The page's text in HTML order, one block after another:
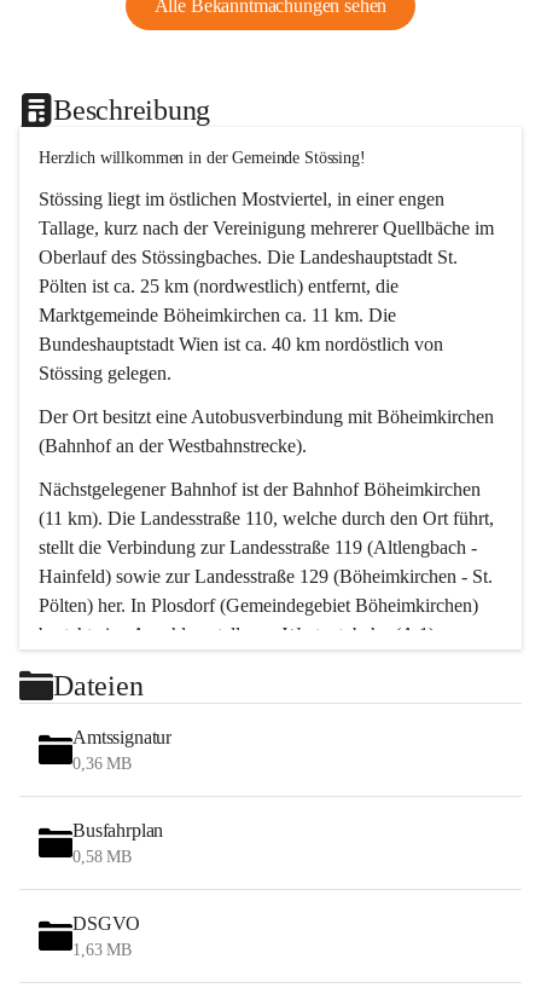
Alle Bekanntmachungen sehen
Beschreibung
Herzlich willkommen in der Gemeinde Stössing!
Stössing liegt im östlichen Mostviertel, in einer engen
Tallage, kurz nach der Vereinigung mehrerer Quellbäche im
Oberlauf des Stössingbaches. Die Landeshauptstadt St.
Pölten ist ca. 25 km (nordwestlich) entfernt, die
Marktgemeinde Böheimkirchen ca. 11 km. Die
Bundeshauptstadt Wien ist ca. 40 km nordöstlich von
Stössing gelegen.
Der Ort besitzt eine Autobusverbindung mit Böheimkirchen
(Bahnhof an der Westbahnstrecke).
Nächstgelegener Bahnhof ist der Bahnhof Böheimkirchen
(11 km). Die Landesstraße 110, welche durch den Ort führt,
stellt die Verbindung zur Landesstraße 119 (Altlengbach -
Hainfeld) sowie zur Landesstraße 129 (Böheimkirchen - St.
Pölten) her. In Plosdorf (Gemeindegebiet Böheimkirchen)
besteht eine Anschlussstelle zur Westautobahn (A 1).
Wien erreicht man in ca. 45 Minuten.
Stössing zählt noch zum Naherholungsraum Wien sowie
zum Naherholungsraum St. Pölten. Viele Bauernhöfe hatten
„ihre Wiener“. Seit 1960 bauten viele Wiener
Wochenendhäuser im Gemeindegebiet. Wegen des
waldreichen Jagdgebietes haben viele Jagdpächter ihre
Das Wandern ist aus touristischer Sicht die bedeutendste
Tätigkeit. Das hügelige Gebiet mit Wanderwegen durch
Wiesen, Wälder und Obstkulturen lädt dazu ein. Gefördert
Dateien
Amtssignatur
0,36 MB
Busfahrplan
0,58 MB
DSGVO
1,63 MB